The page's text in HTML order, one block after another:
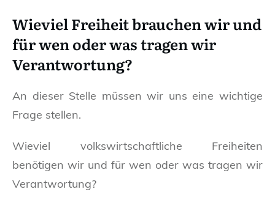
Wieviel Freiheit brauchen wir und
für wen oder was tragen wir
Verantwortung?
An dieser Stelle müssen wir uns eine wichtige
Frage stellen.
Wieviel volkswirtschaftliche Freiheiten
benötigen wir und für wen oder was tragen wir
Verantwortung?